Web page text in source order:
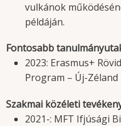
vulkánok
példáján.
Fontosabb
2023: Erasmus+
Program – Új-Zéland
Szakmai közéleti
2021-: MFT Ifjúsági